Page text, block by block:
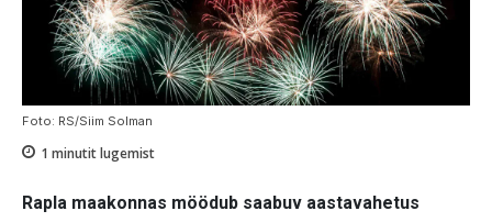
Foto: RS/Siim Solman
1 minutit lugemist
Rapla maakonnas möödub saabuv aastavahetus